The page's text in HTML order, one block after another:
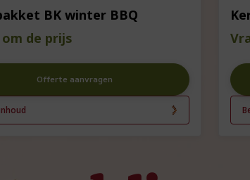
BK winter BBQ
de prijs
Offerte aanvragen